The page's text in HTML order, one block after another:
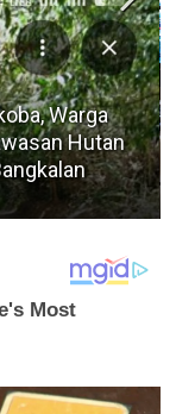
Warga
Hutan